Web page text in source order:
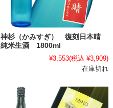
神杉（かみすぎ） 復刻日本晴
純米生酒 1800ml
¥3,553(税込 ¥3,909)
在庫切れ